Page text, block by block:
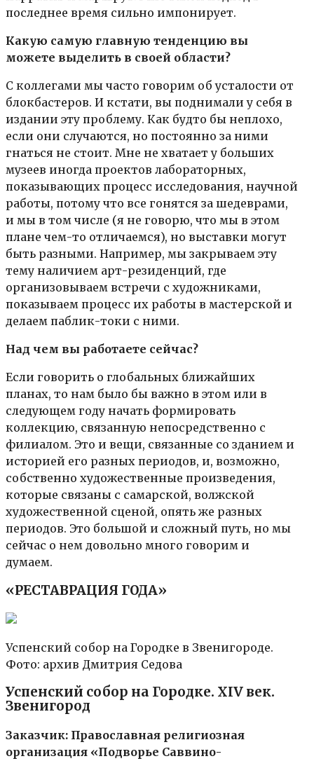
последнее время сильно импонирует.
Какую самую главную тенденцию вы
можете выделить в своей области?
С коллегами мы часто говорим об усталости от
блокбастеров. И кстати, вы поднимали у себя в
издании эту проблему. Как будто бы неплохо,
если они случаются, но постоянно за ними
гнаться не стоит. Мне не хватает у больших
музеев иногда проектов лабораторных,
показывающих процесс исследования, научной
работы, потому что все гонятся за шедеврами,
и мы в том числе (я не говорю, что мы в этом
плане чем-то отличаемся), но выставки могут
быть разными. Например, мы закрываем эту
тему наличием арт-резиденций, где
организовываем встречи с художниками,
показываем процесс их работы в мастерской и
делаем паблик-токи с ними.
Над чем вы работаете сейчас?
Если говорить о глобальных ближайших
планах, то нам было бы важно в этом или в
следующем году начать формировать
коллекцию, связанную непосредственно с
филиалом. Это и вещи, связанные со зданием и
историей его разных периодов, и, возможно,
собственно художественные произведения,
которые связаны с самарской, волжской
художественной сценой, опять же разных
периодов. Это большой и сложный путь, но мы
сейчас о нем довольно много говорим и
думаем.
«РЕСТАВРАЦИЯ ГОДА»
Успенский собор на Городке в Звенигороде.
Фото: архив Дмитрия Седова
Успенский собор на Городке. XIV век.
Звенигород
Заказчик: Православная религиозная
организация «Подворье Саввино-